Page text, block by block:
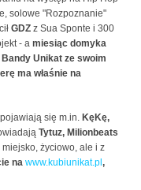
solowe "Rozpoznanie"
GDZ z Sua Sponte i 300
- a miesiąc domyka
Bandy Unikat ze swoim
ma właśnie na
się m.in. KęKę,
Tytuz, Milionbeats
życiowo, ale i z
na www.kubiunikat.pl ,